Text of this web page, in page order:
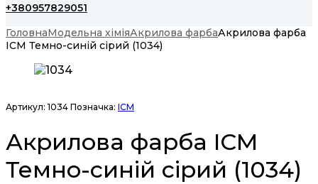
+380957829051
ГоловнаМодельна хіміяАкрилова фарбаАкрилова фарба
ICM Темно-синій сірий (1034)
Артикул: 1034 Позначка: ICM
Акрилова фарба ICM
Темно-синій сірий (1034)